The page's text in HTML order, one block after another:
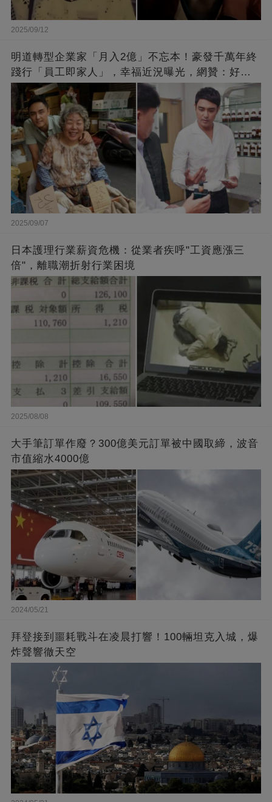
2025/09/12
明道轉型企業家「月入2億」不忘本！豪發千萬年終
踐行「員工即家人」，幸福近況曝光，網贊：好老
闆的福報
2025/09/07
日本護理行業薪資危機：從業者疾呼"工資應漲三
倍"，離職潮折射行業困境
2025/08/08
大手筆訂單作廢？300億美元訂單被中國取締，波音
市值縮水4000億
2024/05/21
拜登接到噩耗戰斗在凌晨打響！100輛坦克入城，爆
炸聲響徹天空